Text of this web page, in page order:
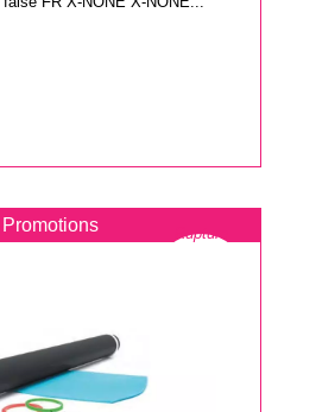
Rupture
Promotions